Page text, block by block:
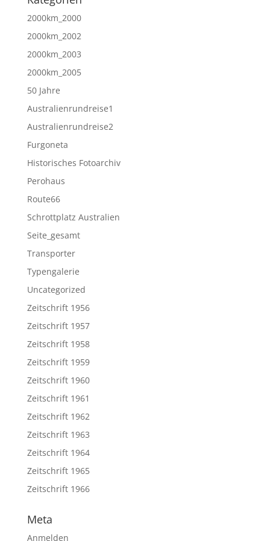
2000km_2000
2000km_2002
2000km_2003
2000km_2005
50 Jahre
Australienrundreise1
Australienrundreise2
Furgoneta
Historisches Fotoarchiv
Perohaus
Route66
Schrottplatz Australien
Seite_gesamt
Transporter
Typengalerie
Uncategorized
Zeitschrift 1956
Zeitschrift 1957
Zeitschrift 1958
Zeitschrift 1959
Zeitschrift 1960
Zeitschrift 1961
Zeitschrift 1962
Zeitschrift 1963
Zeitschrift 1964
Zeitschrift 1965
Zeitschrift 1966
Meta
Anmelden